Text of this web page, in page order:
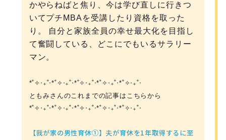
かやらねばと焦り、今は学び直しに行きつ
いてプチMBAを受講したり資格を取った
り。 自分と家族全員の幸せ最大化を目指し
て奮闘している、どこにでもいるサラリー
マン。
*˚✧︎‧₊˚‧*˚✧︎‧₊˚‧*˚✧︎‧₊˚‧*˚✧︎‧₊˚‧*˚✧︎‧₊˚‧
ともみさんのこれまでの記事はこちらから
*˚✧︎‧₊˚‧*˚✧︎‧₊˚‧*˚✧︎‧₊˚‧*˚✧︎‧₊˚‧*˚✧︎‧₊˚‧
【我が家の男性育休①】夫が育休を1年取得するに至